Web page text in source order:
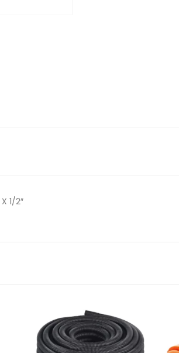
1/2″